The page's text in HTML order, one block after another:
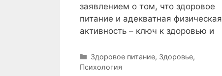
заявлением о том, что здоровое
питание и адекватная физическая
активность – ключ к здоровью и
Р
у
Здоровое питание, Здоровье,
Психология